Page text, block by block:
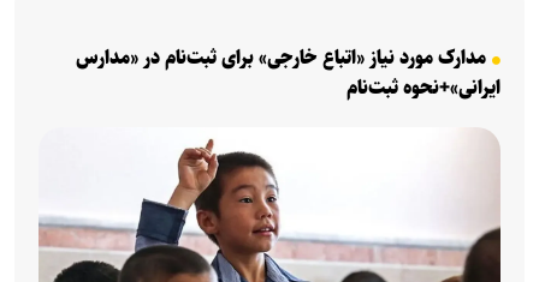
مدارک مورد نیاز «اتباع خارجی» برای ثبت‌نام در «مدارس
ایرانی»+نحوه ثبت‌نام